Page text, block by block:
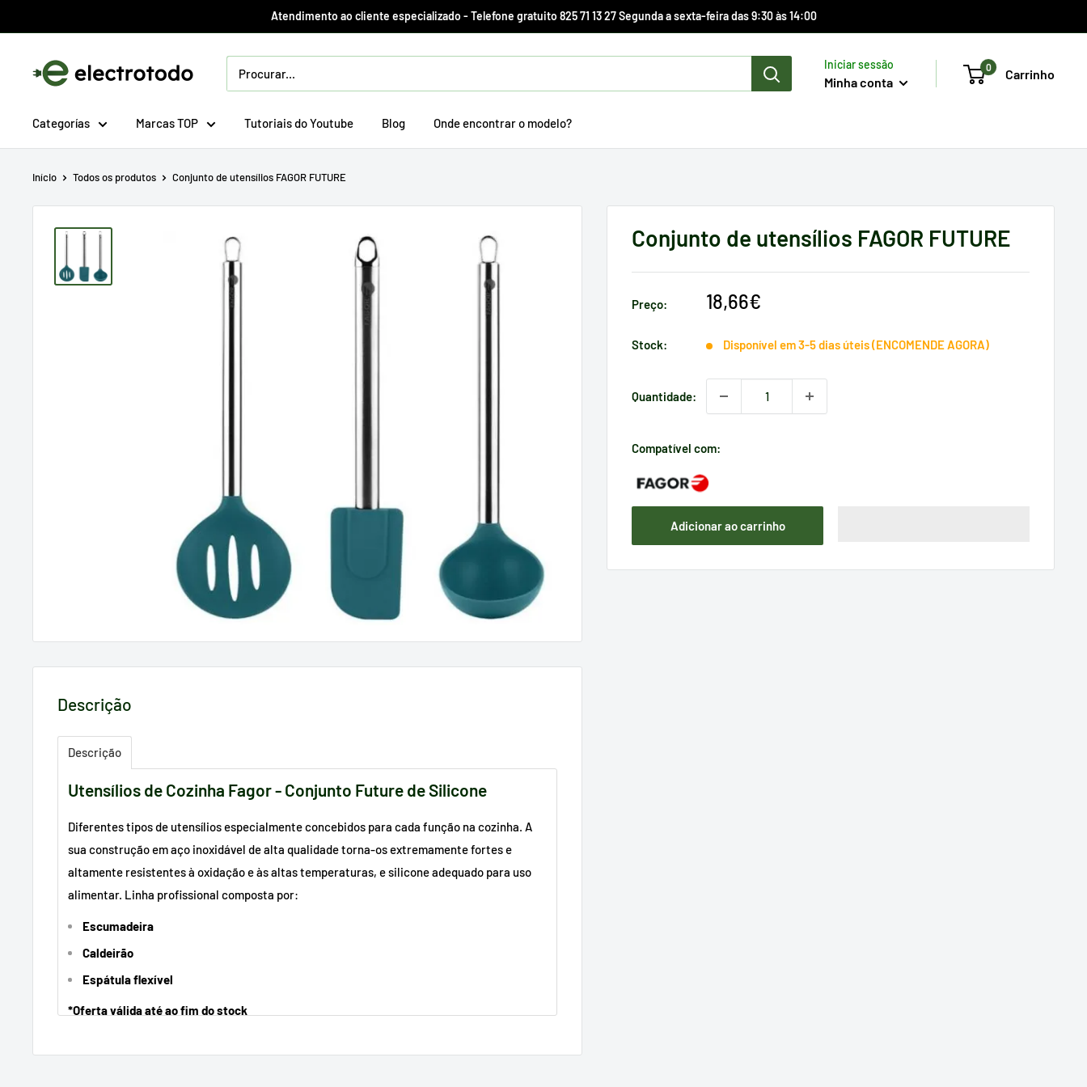
direto
Atendimento ao cliente especializado - Telefone gratuito 825 71 13 27 Segunda a sexta-feira das 9:30 às 14:00
Electrotodo.es Iniciar sessão
Minha conta
0 Carrinho
Categorías Marcas TOP Tutoriais do Youtube Blog Onde encontrar o modelo?
Início Todos os produtos Conjunto de utensílios FAGOR FUTURE
Conjunto de utensílios FAGOR FUTURE
Preço:
Preço
venda
18,66€
Stock: Disponível em 3-5 dias úteis (ENCOMENDE AGORA)
Quantidade:
Compatível com:
Adicionar ao carrinho
Descrição
Descrição
Utensílios de Cozinha Fagor - Conjunto Future de Silicone
Diferentes tipos de utensílios especialmente concebidos para cada função na cozinha. A
sua construção em aço inoxidável de alta qualidade torna-os extremamente fortes e
altamente resistentes à oxidação e às altas temperaturas, e silicone adequado para uso
alimentar. Linha profissional composta por:
Escumadeira
Caldeirão
Espátula flexível
*Oferta válida até ao fim do stock